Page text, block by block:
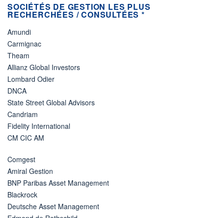
SOCIÉTÉS DE GESTION LES PLUS
RECHERCHÉES / CONSULTÉES *
Amundi
Carmignac
Theam
Allianz Global Investors
Lombard Odier
DNCA
State Street Global Advisors
Candriam
Fidelity International
CM CIC AM
Comgest
Amiral Gestion
BNP Paribas Asset Management
Blackrock
Deutsche Asset Management